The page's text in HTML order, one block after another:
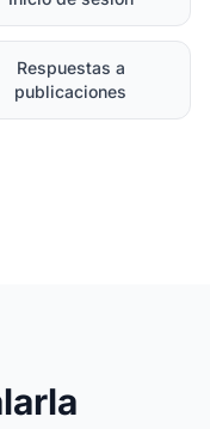
Respuestas a
publicaciones